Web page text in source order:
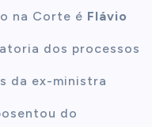
na Corte é Flávio
dos processos
da ex-ministra
do